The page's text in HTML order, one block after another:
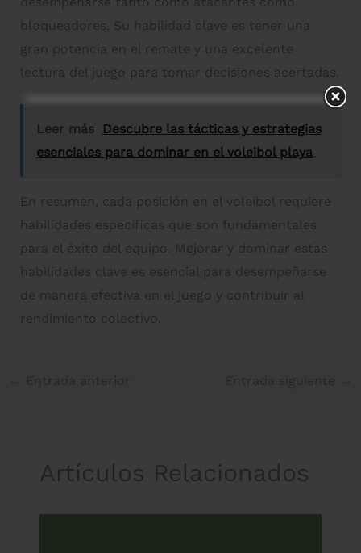
bloqueadores. Su habilidad clave es tener una
gran potencia en el remate y una excelente
lectura del juego para tomar decisiones acertadas.
Leer más
Descubre las tácticas y estrategias
esenciales para dominar en el voleibol playa
En resumen, cada posición en el voleibol requiere
habilidades específicas que son fundamentales
para el éxito del equipo. Mejorar y dominar estas
habilidades clave es esencial para desempeñarse
de manera efectiva en el juego y contribuir al
rendimiento colectivo.
← Entrada anterior Entrada siguiente →
Artículos Relacionados